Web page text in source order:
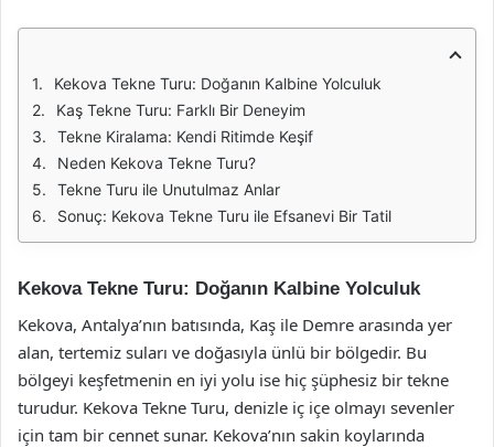
Kekova Tekne Turu: Doğanın Kalbine Yolculuk
Kaş Tekne Turu: Farklı Bir Deneyim
Tekne Kiralama: Kendi Ritimde Keşif
Neden Kekova Tekne Turu?
Tekne Turu ile Unutulmaz Anlar
Sonuç: Kekova Tekne Turu ile Efsanevi Bir Tatil
Kekova Tekne Turu: Doğanın Kalbine Yolculuk
Kekova, Antalya’nın batısında, Kaş ile Demre arasında yer
alan, tertemiz suları ve doğasıyla ünlü bir bölgedir. Bu
bölgeyi keşfetmenin en iyi yolu ise hiç şüphesiz bir tekne
turudur. Kekova Tekne Turu, denizle iç içe olmayı sevenler
için tam bir cennet sunar. Kekova’nın sakin koylarında